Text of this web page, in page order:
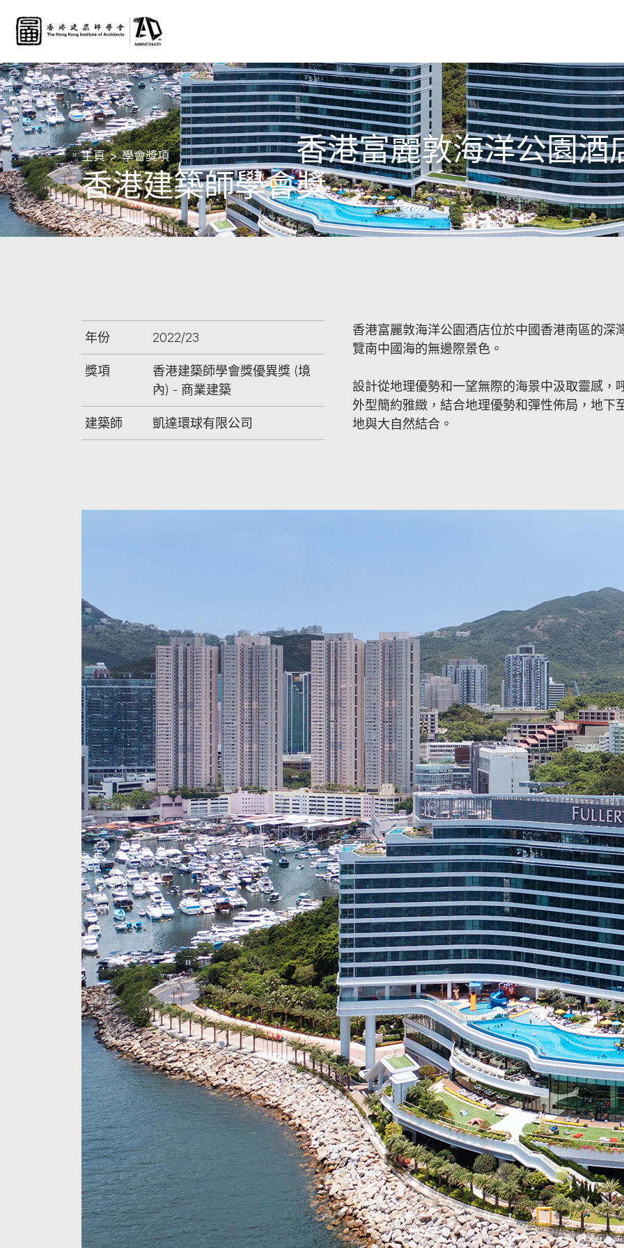
香港富麗敦海洋公園酒
主頁 學會獎項
香港建築師學會獎
年份 2022/23
獎項
香港建築師學會獎優異獎 (境
內) - 商業建築
建築師 凱達環球有限公司
香港富麗敦海洋公園酒店位於中國香港南區的深
覽南中國海的無邊際景色。
設計從地理優勢和一望無際的海景中汲取靈感，
外型簡約雅緻，結合地理優勢和彈性佈局，地下
地與大自然結合。